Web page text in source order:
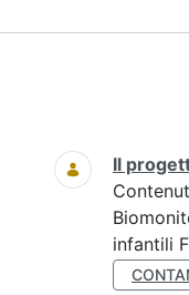
Ricerca
Il
infantili